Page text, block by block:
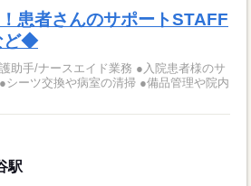
患者さんのサポートSTAFF
ど◆
ースエイド業務 ●入院患者様のサ
シーツ交換や病室の清掃 ●備品管理や院内
駅